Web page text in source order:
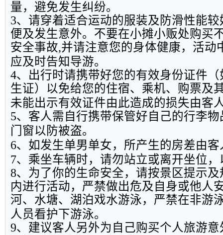
量，避免发生纠纷。
3、请穿着适合运动的服装及防滑性能
便及发生意外。不要在小摊小贩处购买
安全事故,并请注意您的身体健康，活动
应及时告知导游。
4、出行时请携带好您的有效身份证件
生证）以免给您的住宿、乘机、购票及
未能出示有效证件由此造成的损失由客
5、客人需自行携带保管好自己的行李
门窗以防被盗。
6、如发生单男单女，所产生的房差由客
7、乘坐车辆时，请勿站立或离开坐位
8、为了你的生命安全，请按景区提示
内进行活动，严禁做出危及自身或他人
河、水塘、湖泊戏水游泳，严禁在非游
人员看护下游泳。
9、建议客人另外为自己购买个人旅游